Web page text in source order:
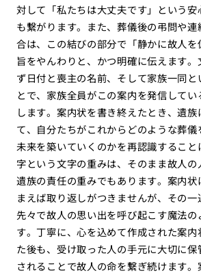
対して「私たちは大丈夫です」という
も繋がります。また、葬儀後の弔問や
合は、この結びの部分で「静かに故人
旨をやんわりと、かつ明確に伝えます
ず日付と喪主の名前、そして家族一同
とで、家族全員がこの案内を発信して
します。案内状を書き終えたとき、遺
て、自分たちがこれからどのような葬
未来を築いていくのかを再認識するこ
字という文字の重みは、そのまま故人の
遺族の責任の重みでもあります。案内
まえば取り返しがつきませんが、その
先々で故人の思い出を呼び起こす魔法の
す。丁寧に、心を込めて作成された案
た後も、受け取った人の手元に大切に
されることで故人の命を繋ぎ続けます